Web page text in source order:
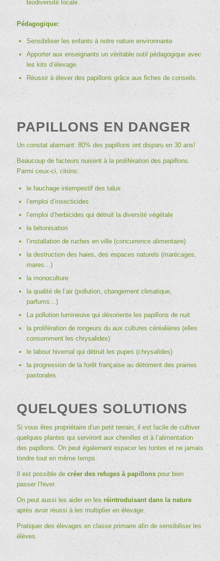
biodiversité locale.
Pédagogique:
Sensibiliser les enfants à notre nature environnante
Apporter aux enseignants un véritable outil pédagogique avec
les kits d’élevage.
Réussir à élever des papillons grâce aux fiches de conseils.
.
PAPILLONS EN DANGER
Un constat alarmant: 80% des papillons ont disparu en 30 ans!
Beaucoup de facteurs nuisent à la prolifération des papillons.
Parmi ceux-ci, citons:
le fauchage intempestif des talus
l’emploi d’insecticides
l’emploi d’herbicides qui détruit la diversité végétale
la bétonisation
l’installation de ruches en ville (concurrence alimentaire)
la destruction des haies, des espaces naturels (marécages,
mares…)
la monoculture
la qualité de l’air (pollution, changement climatique,
parfums…)
La pollution lumineuse qui désoriente les papillons de nuit
la prolifération de rongeurs du aux cultures céréalières (elles
consomment les chrysalides)
le labour hivernal qui détruit les pupes (chrysalides)
la progression de la forêt française au détriment des prairies
pastorales
QUELQUES SOLUTIONS
Si vous êtes propriétaire d’un petit terrain, il est facile de cultiver
quelques plantes qui serviront aux chenilles et à l’alimentation
des papillons. On peut également espacer les tontes et ne jamais
tondre tout en même temps.
Il est possible de créer des refuges à papillonspour bien
passer l’hiver.
On peut aussi les aider en les réintroduisant dans la nature
après avoir réussi à les multiplier en élevage.
Pratiquer des élevages en classe primaire afin de sensibiliser les
élèves.